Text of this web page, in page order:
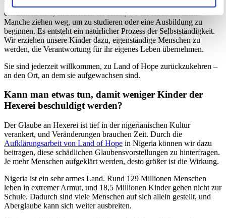
Wenn die Kinder ihre Ausbildung abgeschlossen haben und
erwachsen sind, entscheiden sie selbst, wo sie leben möchten.
Manche ziehen weg, um zu studieren oder eine Ausbildung zu
beginnen. Es entsteht ein natürlicher Prozess der Selbstständigkeit.
Wir erziehen unsere Kinder dazu, eigenständige Menschen zu
werden, die Verantwortung für ihr eigenes Leben übernehmen.
Sie sind jederzeit willkommen, zu Land of Hope zurückzukehren –
an den Ort, an dem sie aufgewachsen sind.
Kann man etwas tun, damit weniger Kinder der
Hexerei beschuldigt werden?
Der Glaube an Hexerei ist tief in der nigerianischen Kultur
verankert, und Veränderungen brauchen Zeit. Durch die
Aufklärungsarbeit von Land of Hope in Nigeria können wir dazu
beitragen, diese schädlichen Glaubensvorstellungen zu hinterfragen.
Je mehr Menschen aufgeklärt werden, desto größer ist die Wirkung.
Nigeria ist ein sehr armes Land. Rund 129 Millionen Menschen
leben in extremer Armut, und 18,5 Millionen Kinder gehen nicht zur
Schule. Dadurch sind viele Menschen auf sich allein gestellt, und
Aberglaube kann sich weiter ausbreiten.